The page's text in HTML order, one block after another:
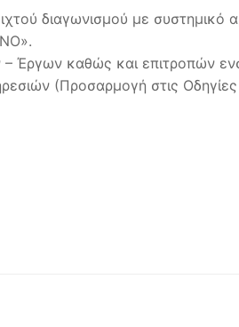
διαγωνισμού με συστημικό
– Έργων καθώς και επιτροπών
(Προσαρμογή στις